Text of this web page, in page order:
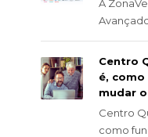
A
Centro
é,
mudar
Centro
como